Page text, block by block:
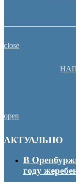
close
open
АКТУАЛЬНО
В
году